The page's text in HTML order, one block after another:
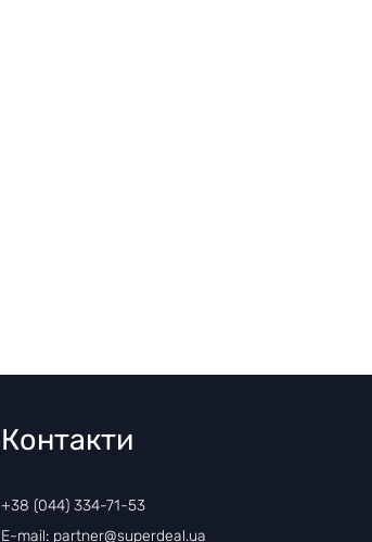
Контакти
+38 (044) 334-71-53
E-mail: partner@superdeal.ua